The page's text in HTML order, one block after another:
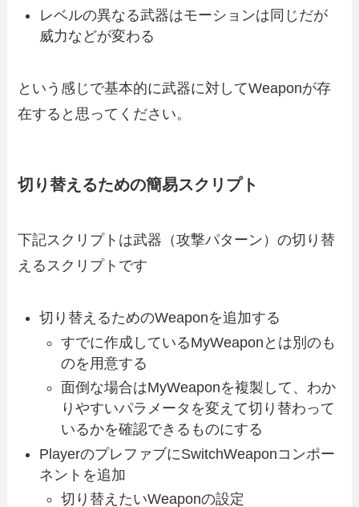
レベルの異なる武器はモーションは同じだが
威力などが変わる
という感じで基本的に武器に対してWeaponが存
在すると思ってください。
切り替えるための簡易スクリプト
下記スクリプトは武器（攻撃パターン）の切り替
えるスクリプトです
切り替えるためのWeaponを追加する
すでに作成しているMyWeaponとは別のも
のを用意する
面倒な場合はMyWeaponを複製して、わか
りやすいパラメータを変えて切り替わって
いるかを確認できるものにする
PlayerのプレファブにSwitchWeaponコンポー
ネントを追加
切り替えたいWeaponの設定